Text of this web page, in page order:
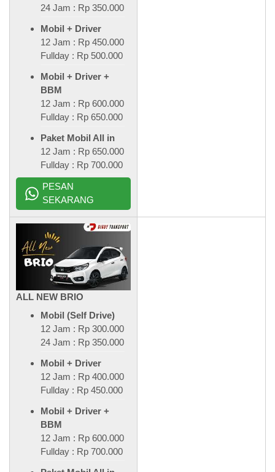
24 Jam : Rp 350.000
Mobil + Driver
12 Jam : Rp 450.000
Fullday : Rp 500.000
Mobil + Driver +
BBM
12 Jam : Rp 600.000
Fullday : Rp 650.000
Paket Mobil All in
12 Jam : Rp 650.000
Fullday : Rp 700.000
PESAN
SEKARANG
ALL NEW BRIO
Mobil (Self Drive)
12 Jam : Rp 300.000
24 Jam : Rp 350.000
Mobil + Driver
12 Jam : Rp 400.000
Fullday : Rp 450.000
Mobil + Driver +
BBM
12 Jam : Rp 600.000
Fullday : Rp 700.000